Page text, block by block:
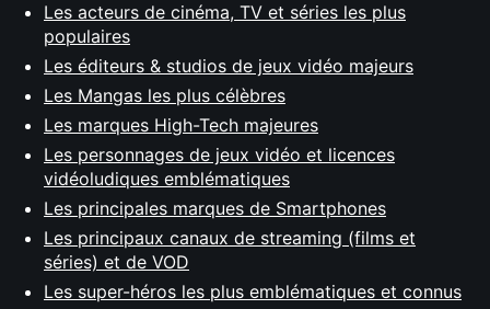
Les acteurs de cinéma, TV et séries les plus
populaires
Les éditeurs & studios de jeux vidéo majeurs
Les Mangas les plus célèbres
Les marques High-Tech majeures
Les personnages de jeux vidéo et licences
vidéoludiques emblématiques
Les principales marques de Smartphones
Les principaux canaux de streaming (films et
séries) et de VOD
Les super-héros les plus emblématiques et connus